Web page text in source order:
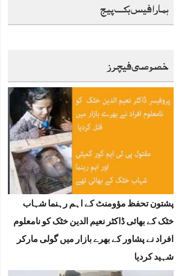
ہمارا فیس بک پیج
خصوصی فیچرز
پشتون تحفظ مؤومنٹ کے اہم رہنما شہاب
خٹک کے بھائی ڈاکٹر نعیم الدین خٹک کو نامعلوم
افراد نے پشاور کے بھرے بازار میں گولی مارکر
شہید کردیا